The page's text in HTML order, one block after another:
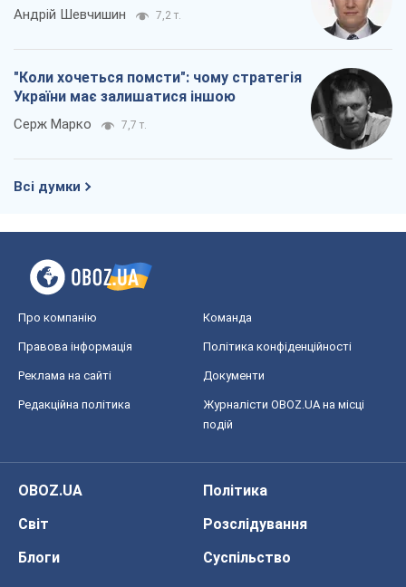
Андрій Шевчишин 7,2 т.
"Коли хочеться помсти": чому стратегія
України має залишатися іншою
Серж Марко 7,7 т.
Всі думки
Про компанію Команда
Правова інформація Політика конфіденційності
Реклама на сайті Документи
Редакційна політика
Журналісти OBOZ.UA на місці
подій
OBOZ.UA
Політика
Світ
Розслідування
Блоги
Суспільство